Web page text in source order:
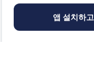
앱 설치하고